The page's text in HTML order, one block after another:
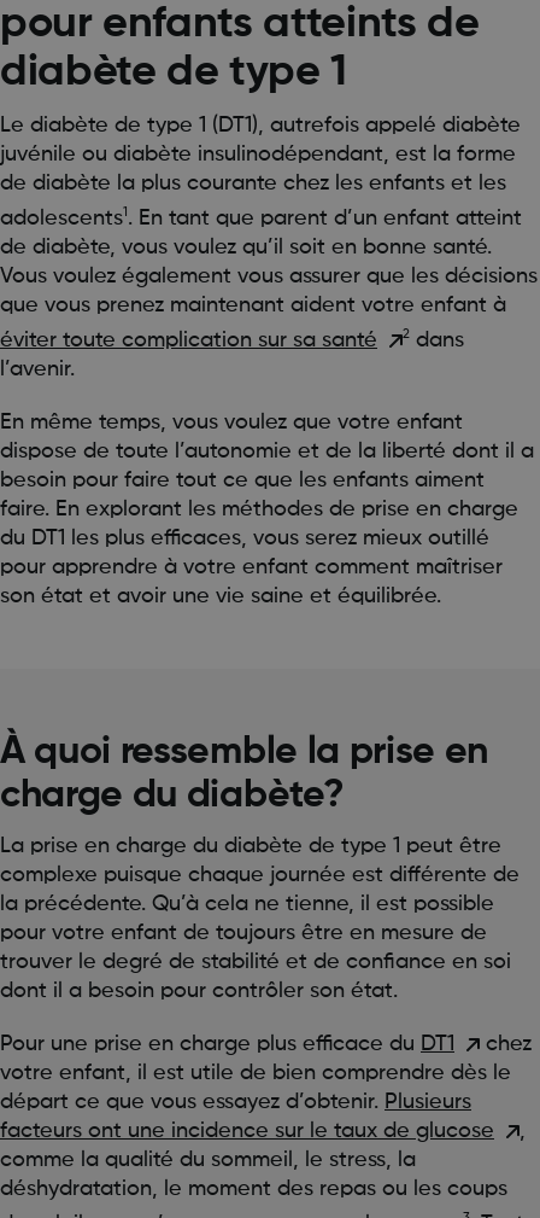
pour enfants atteints de
diabète de type 1
Le diabète de type 1 (DT1), autrefois appelé diabète
juvénile ou diabète insulinodépendant, est la forme
de diabète la plus courante chez les enfants et les
adolescents1 . En tant que parent d’un enfant atteint
de diabète, vous voulez qu’il soit en bonne santé.
Vous voulez également vous assurer que les décisions
que vous prenez maintenant aident votre enfant à
éviter toute complication sur sa santé
2 dans
l’avenir.
En même temps, vous voulez que votre enfant
dispose de toute l’autonomie et de la liberté dont il a
besoin pour faire tout ce que les enfants aiment
faire. En explorant les méthodes de prise en charge
du DT1 les plus efficaces, vous serez mieux outillé
pour apprendre à votre enfant comment maîtriser
son état et avoir une vie saine et équilibrée.
À quoi ressemble la prise en
charge du diabète?
La prise en charge du diabète de type 1 peut être
complexe puisque chaque journée est différente de
la précédente. Qu’à cela ne tienne, il est possible
pour votre enfant de toujours être en mesure de
trouver le degré de stabilité et de confiance en soi
dont il a besoin pour contrôler son état.
Pour une prise en charge plus efficace du DT1
chez
votre enfant, il est utile de bien comprendre dès le
départ ce que vous essayez d’obtenir. Plusieurs
facteurs ont une incidence sur le taux de glucose
,
comme la qualité du sommeil, le stress, la
déshydratation, le moment des repas ou les coups